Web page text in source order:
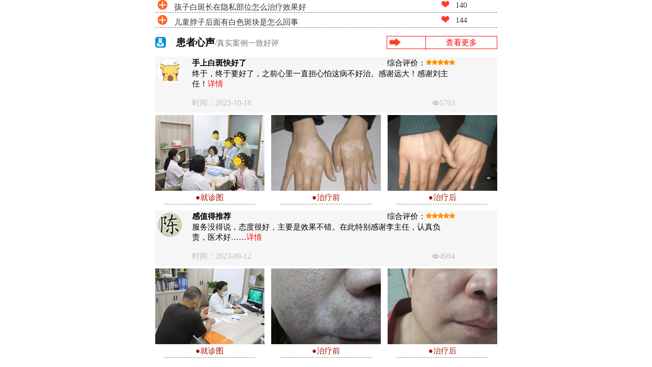
孩子白斑长在隐私部位怎么治疗效果好 140
儿童脖子后面有白色斑块是怎么回事 144
患者心声/真实案例一致好评 查看更多
手上白斑快好了
综合评价：
终于，终于要好了，之前心里一直担心怕这病不好治。感谢远大！感谢刘主
任！ 详情
时间：2023-10-18 5703
●就诊图 ●治疗前 ●治疗后
感值得推荐
综合评价：
服务没得说，态度很好，主要是效果不错。在此特别感谢李主任，认真负
责，医术好……详情
时间：2023-09-12 4904
●就诊图 ●治疗前 ●治疗后